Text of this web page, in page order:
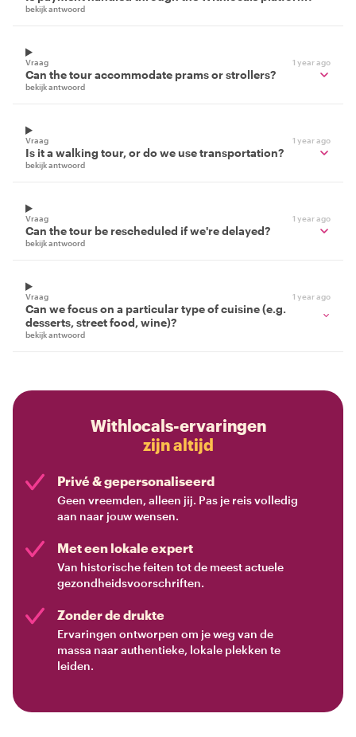
bekijk antwoord
Vraag 1 year ago
Can the tour accommodate prams or strollers?
bekijk antwoord
Vraag 1 year ago
Is it a walking tour, or do we use transportation?
bekijk antwoord
Vraag 1 year ago
Can the tour be rescheduled if we're delayed?
bekijk antwoord
Vraag 1 year ago
Can we focus on a particular type of cuisine (e.g.
desserts, street food, wine)?
bekijk antwoord
Withlocals-ervaringen
zijn altijd
Privé & gepersonaliseerd
Geen vreemden, alleen jij. Pas je reis volledig
aan naar jouw wensen.
Met een lokale expert
Van historische feiten tot de meest actuele
gezondheidsvoorschriften.
Zonder de drukte
Ervaringen ontworpen om je weg van de
massa naar authentieke, lokale plekken te
leiden.